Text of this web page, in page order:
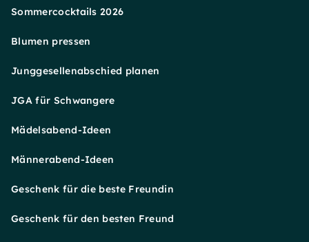
Sommercocktails 2026
Blumen pressen
Junggesellenabschied planen
JGA für Schwangere
Mädelsabend-Ideen
Männerabend-Ideen
Geschenk für die beste Freundin
Geschenk für den besten Freund